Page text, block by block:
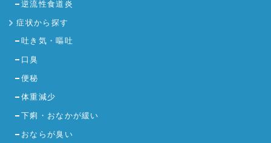
逆流性食道炎
症状から探す
吐き気・嘔吐
口臭
便秘
体重減少
下痢・おなかが緩い
おならが臭い